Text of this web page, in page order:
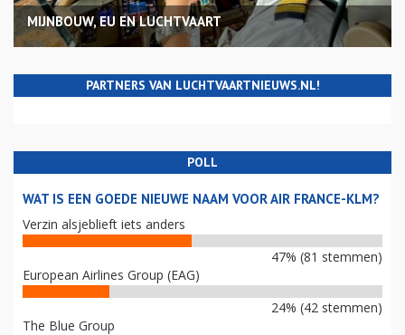
MIJNBOUW, EU EN LUCHTVAART
PARTNERS VAN LUCHTVAARTNIEUWS.NL!
POLL
WAT IS EEN GOEDE NIEUWE NAAM VOOR AIR FRANCE-KLM?
Verzin alsjeblieft iets anders
47% (81 stemmen)
European Airlines Group (EAG)
24% (42 stemmen)
The Blue Group